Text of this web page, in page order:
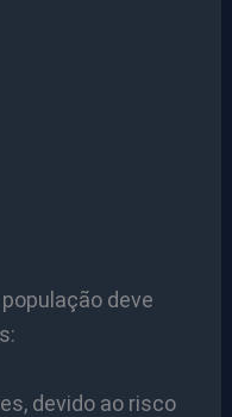
deve
devido ao risco